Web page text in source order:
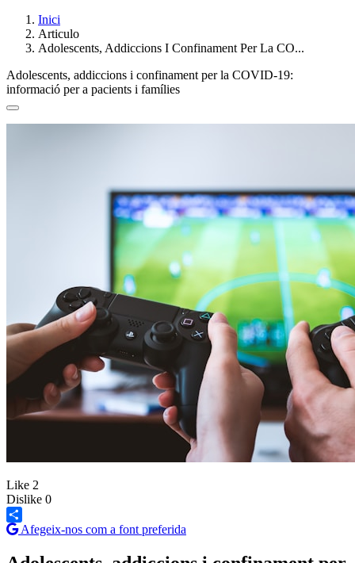
Breadcrumb
Inici
Articulo
Adolescents, Addiccions I Confinament Per La CO...
Adolescents, addiccions i confinament per la COVID-19:
informació per a pacients i famílies
Like 2
Dislike 0
Share
Afegeix-nos com a font preferida